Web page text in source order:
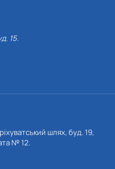
15.
шлях, буд. 19,
№ 12.